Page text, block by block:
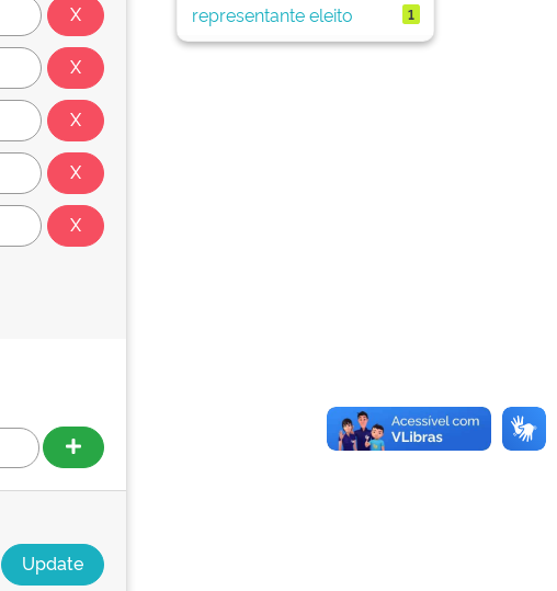
representante eleito 1